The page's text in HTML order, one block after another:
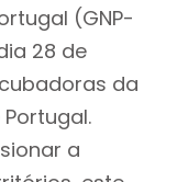
(GNP-
28 de
da
a